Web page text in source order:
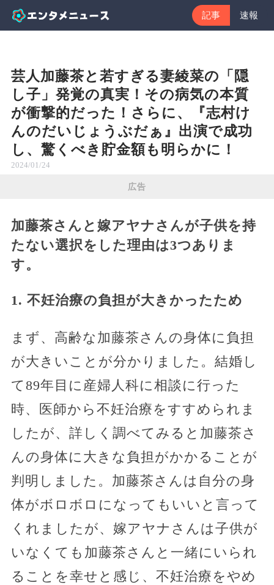
記事 速報
芸人加藤茶と若すぎる妻綾菜の「隠
し子」発覚の真実！その病気の本質
が衝撃的だった！さらに、『志村け
んのだいじょうぶだぁ』出演で成功
し、驚くべき貯金額も明らかに！
2024/01/24
広告
加藤茶さんと嫁アヤナさんが子供を持
たない選択をした理由は3つありま
す。
1. 不妊治療の負担が大きかったため
まず、高齢な加藤茶さんの身体に負担
が大きいことが分かりました。結婚し
て89年目に産婦人科に相談に行った
時、医師から不妊治療をすすめられま
したが、詳しく調べてみると加藤茶さ
んの身体に大きな負担がかかることが
判明しました。加藤茶さんは自分の身
体がボロボロになってもいいと言って
くれましたが、嫁アヤナさんは子供が
いなくても加藤茶さんと一緒にいられ
ることを幸せと感じ、不妊治療をやめ